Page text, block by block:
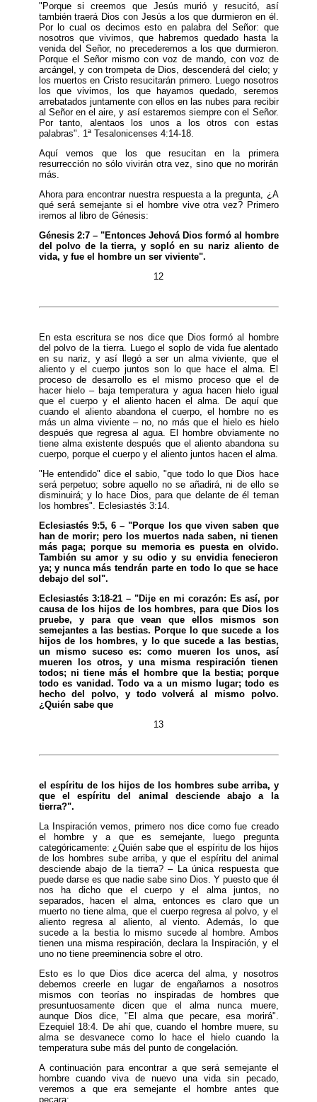
"Porque si creemos que Jesús murió y resucitó, así
también traerá Dios con Jesús a los que durmieron en él.
Por lo cual os decimos esto en palabra del Señor: que
nosotros que vivimos, que habremos quedado hasta la
venida del Señor, no precederemos a los que durmieron.
Porque el Señor mismo con voz de mando, con voz de
arcángel, y con trompeta de Dios, descenderá del cielo; y
los muertos en Cristo resucitarán primero. Luego nosotros
los que vivimos, los que hayamos quedado, seremos
arrebatados juntamente con ellos en las nubes para recibir
al Señor en el aire, y así estaremos siempre con el Señor.
Por tanto, alentaos los unos a los otros con estas
palabras". 1ª Tesalonicenses 4:14-18.
Aquí vemos que los que resucitan en la primera
resurrección no sólo vivirán otra vez, sino que no morirán
más.
Ahora para encontrar nuestra respuesta a la pregunta, ¿A
qué será semejante si el hombre vive otra vez? Primero
iremos al libro de Génesis:
Génesis 2:7 – "Entonces Jehová Dios formó al hombre
del polvo de la tierra, y sopló en su nariz aliento de
vida, y fue el hombre un ser viviente".
12
En esta escritura se nos dice que Dios formó al hombre
del polvo de la tierra. Luego el soplo de vida fue alentado
en su nariz, y así llegó a ser un alma viviente, que el
aliento y el cuerpo juntos son lo que hace el alma. El
proceso de desarrollo es el mismo proceso que el de
hacer hielo – baja temperatura y agua hacen hielo igual
que el cuerpo y el aliento hacen el alma. De aquí que
cuando el aliento abandona el cuerpo, el hombre no es
más un alma viviente – no, no más que el hielo es hielo
después que regresa al agua. El hombre obviamente no
tiene alma existente después que el aliento abandona su
cuerpo, porque el cuerpo y el aliento juntos hacen el alma.
"He entendido" dice el sabio, "que todo lo que Dios hace
será perpetuo; sobre aquello no se añadirá, ni de ello se
disminuirá; y lo hace Dios, para que delante de él teman
los hombres". Eclesiastés 3:14.
Eclesiastés 9:5, 6 – "Porque los que viven saben que
han de morir; pero los muertos nada saben, ni tienen
más paga; porque su memoria es puesta en olvido.
También su amor y su odio y su envidia fenecieron
ya; y nunca más tendrán parte en todo lo que se hace
debajo del sol".
Eclesiastés 3:18-21 – "Dije en mi corazón: Es así, por
causa de los hijos de los hombres, para que Dios los
pruebe, y para que vean que ellos mismos son
semejantes a las bestias. Porque lo que sucede a los
hijos de los hombres, y lo que sucede a las bestias,
un mismo suceso es: como mueren los unos, así
mueren los otros, y una misma respiración tienen
todos; ni tiene más el hombre que la bestia; porque
todo es vanidad. Todo va a un mismo lugar; todo es
hecho del polvo, y todo volverá al mismo polvo.
¿Quién sabe que
13
el espíritu de los hijos de los hombres sube arriba, y
que el espíritu del animal desciende abajo a la
tierra?".
La Inspiración vemos, primero nos dice como fue creado
el hombre y a que es semejante, luego pregunta
categóricamente: ¿Quién sabe que el espíritu de los hijos
de los hombres sube arriba, y que el espíritu del animal
desciende abajo de la tierra? – La única respuesta que
puede darse es que nadie sabe sino Dios. Y puesto que él
nos ha dicho que el cuerpo y el alma juntos, no
separados, hacen el alma, entonces es claro que un
muerto no tiene alma, que el cuerpo regresa al polvo, y el
aliento regresa al aliento, al viento. Además, lo que
sucede a la bestia lo mismo sucede al hombre. Ambos
tienen una misma respiración, declara la Inspiración, y el
uno no tiene preeminencia sobre el otro.
Esto es lo que Dios dice acerca del alma, y nosotros
debemos creerle en lugar de engañarnos a nosotros
mismos con teorías no inspiradas de hombres que
presuntuosamente dicen que el alma nunca muere,
aunque Dios dice, "El alma que pecare, esa morirá".
Ezequiel 18:4. De ahí que, cuando el hombre muere, su
alma se desvanece como lo hace el hielo cuando la
temperatura sube más del punto de congelación.
A continuación para encontrar a que será semejante el
hombre cuando viva de nuevo una vida sin pecado,
veremos a que era semejante el hombre antes que
pecara: